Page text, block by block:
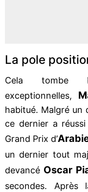
La pole
Cela tombe
exceptionnelles,
habitué. Malgré un
ce dernier a
Grand Prix d’
un dernier tout
devancé Oscar
secondes.